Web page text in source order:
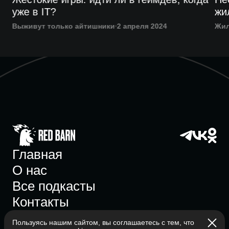
уже в IT?
Выживут только айтишники 2 апреля 2024
Главная
О нас
Все подкасты
Контакты
Пользуясь нашим сайтом, вы соглашаетесь с тем, что